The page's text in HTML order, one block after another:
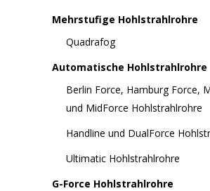
Mehrstufige Hohlstrahlrohre
Quadrafog
Automatische Hohlstrahlrohre
Berlin Force, Hamburg Force,
und MidForce Hohlstrahlrohre
Handline und DualForce
Ultimatic Hohlstrahlrohre
G-Force Hohlstrahlrohre